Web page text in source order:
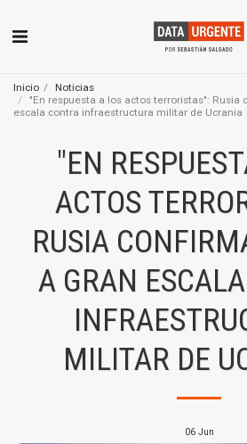
Inicio
Noticias
"En respuesta a los actos terroristas": Rusia
escala contra infraestructura militar de Ucrania
"EN
ACTOS
RUSIA
A GRAN
MILITAR DE
06 Jun